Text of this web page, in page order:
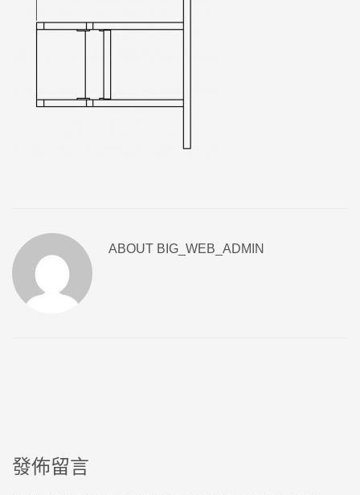
ABOUT BIG_WEB_ADMIN
發佈留言